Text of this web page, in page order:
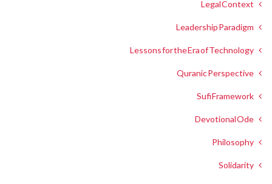
Legal Context
Leadership Paradigm
Lessons for the Era of Technology
Quranic Perspective
Sufi Framework
Devotional Ode
Philosophy
Solidarity